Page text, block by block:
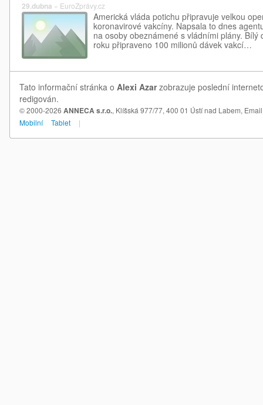
29.dubna » EuroZprávy.cz
Americká vláda potichu připravuje velkou
koronavirové vakcíny. Napsala to dnes
na osoby obeznámené s vládními plány.
roku připraveno 100 milionů dávek vakcí…
Tato informační stránka o Alexi Azarzobrazuje poslední
redigován.
© 2000-2026 ANNECA s.r.o., Klíšská 977/77, 400 01 Ústí nad Labem,
Mobilní
Tablet |